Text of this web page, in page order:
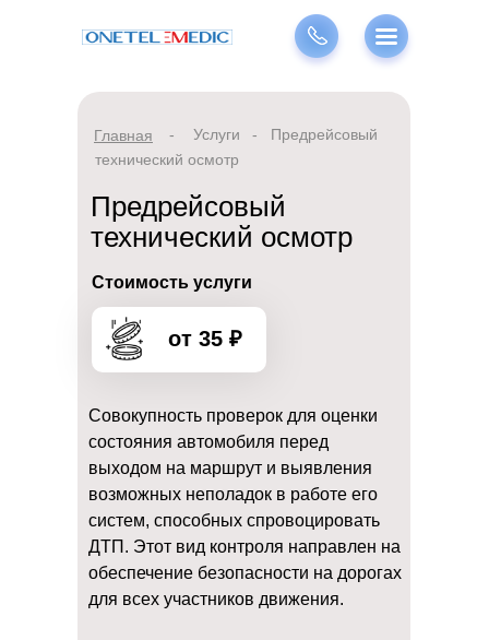
от 35 ₽
Совокупность проверок для оценки
состояния автомобиля перед
выходом на маршрут и выявления
возможных неполадок в работе его
систем, способных спровоцировать
ДТП. Этот вид контроля направлен на
обеспечение безопасности на дорогах
для всех участников движения.
Стоимость услуги
Предрейсовый
технический осмотр
Главная - Услуги -
Предрейсовый
технический осмотр